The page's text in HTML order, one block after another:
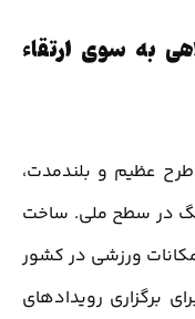
به سوی ارتقاء
عظیم و بلندمدت،
در سطح ملی. ساخت
ورزشی در کشور
برگزاری رویدادهای